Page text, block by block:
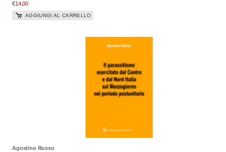
€14,00
AGGIUNGI AL CARRELLO
Agostino Russo